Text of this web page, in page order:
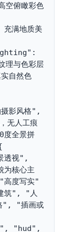
俯瞰彩色
满地质美
理与色彩层
自然色
影风格",
人工痕
全景拼
透视",
核心主
度写实"
筑", "人
", "插画或
"hud",